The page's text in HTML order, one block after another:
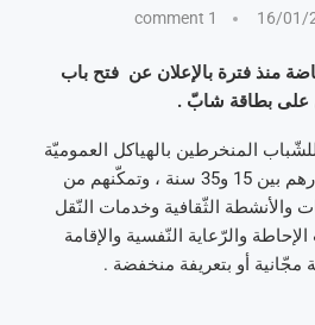
16/01/
1 comment
منذ فترة بالإعلان عن فتح باب
على بطاقة شابّ .
المنخرطين بالهياكل العموميّة
للشّباب والّذين تتراوح أعمارهم بين 15 و35 سنة ، وتمكّنهم من
والأنشطة الثّقافية وخدمات النّقل
والرّعاية النّفسية والإقامة
مجّانية أو بتعريفة منخفضة .